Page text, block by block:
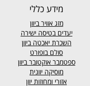
מידע כללי
מזג אווירביוון
יעדים בטיסה ישירה
השכרת יאכטה ביוון
סולם בופורט
ספטמבר אוקטובר ביוון
מוסיקה יוונית
אזורי ומחוזות יוון